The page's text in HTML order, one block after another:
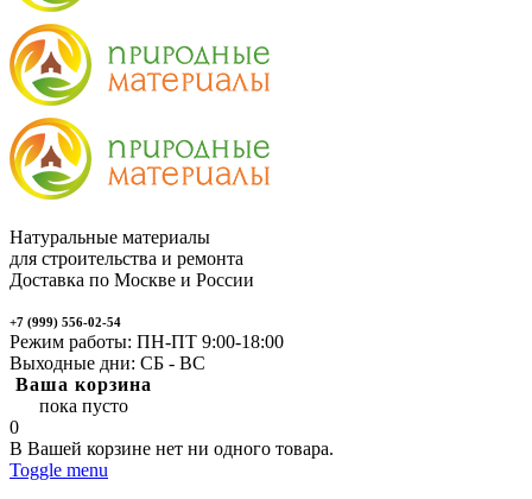
Натуральные материалы
для строительства и ремонта
Доставка по Москве и России
+7 (999) 556-02-54
Режим работы: ПН-ПТ 9:00-18:00
Выходные дни: СБ - ВС
Ваша корзина
пока пусто
0
В Вашей корзине нет ни одного товара.
Toggle menu